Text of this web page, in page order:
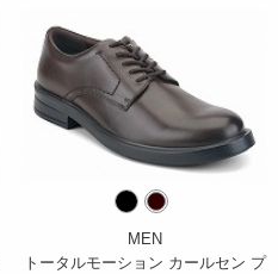
MEN
トータルモーション カールセン プ